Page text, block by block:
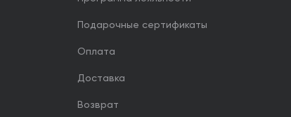
Подарочные сертификаты
Оплата
Доставка
Возврат